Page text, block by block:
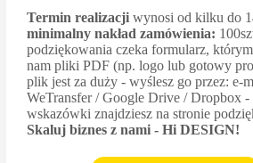
Termin realizacji wynosi od kilku do
minimalny nakład zamówienia:
podziękowania czeka formularz,
nam pliki PDF (np. logo lub gotowy
plik jest za duży - wyślesz go przez: e-
WeTransfer / Google Drive / Dropbox -
wskazówki znajdziesz na stronie
Skaluj biznes z nami - Hi DESIGN!